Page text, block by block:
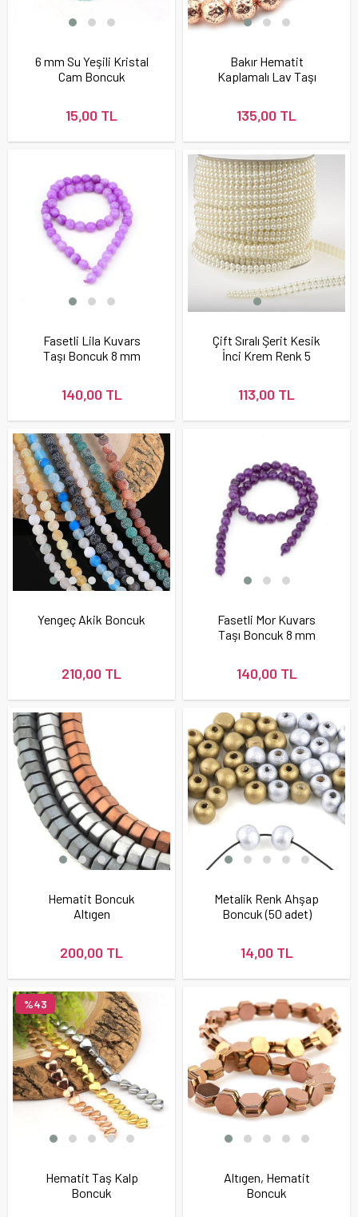
6 mm Su Yeşili Kristal
Cam Boncuk
15,00 TL
Bakır Hematit
Kaplamalı Lav Taşı
135,00 TL
Fasetli Lila Kuvars
Taşı Boncuk 8 mm
140,00 TL
Çift Sıralı Şerit Kesik
İnci Krem Renk 5
113,00 TL
Yengeç Akik Boncuk
210,00 TL
Fasetli Mor Kuvars
Taşı Boncuk 8 mm
140,00 TL
Hematit Boncuk
Altıgen
200,00 TL
Metalik Renk Ahşap
Boncuk (50 adet)
14,00 TL
Hematit Taş Kalp
Boncuk
%43
Altıgen, Hematit
Boncuk